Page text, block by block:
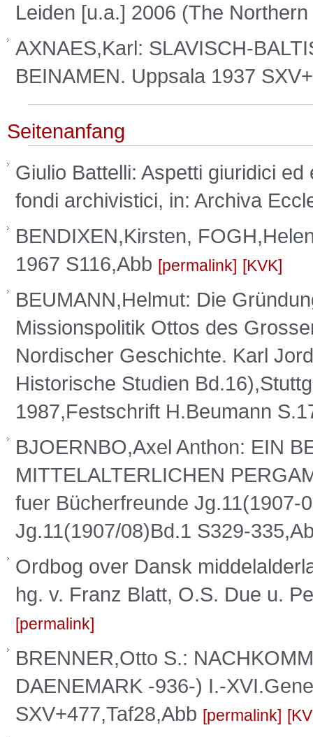
Leiden [u.a.] 2006 (The
AXNAES,Karl: SLAVISCH-
BEINAMEN. Uppsala 1937
Seitenanfang
Giulio Battelli: Aspetti giuridici
fondi archivistici, in: Archiva
BENDIXEN,Kirsten,
1967 S116,Abb permalink KVK
BEUMANN,Helmut: Die
Missionspolitik Ottos des
Nordischer Geschichte. Karl
Historische Studien
1987,Festschrift H.Beumann
BJOERNBO,Axel Anthon: EIN
MITTELALTERLICHEN
fuer Bücherfreunde Jg.11(1907-
Jg.11(1907/08)Bd.1 S329-
Ordbog over Dansk
hg. v. Franz Blatt, O.S. Due u.
permalink
BRENNER,Otto S.:
DAENEMARK -936-) I.-
SXV+477,Taf28,Abb permalink